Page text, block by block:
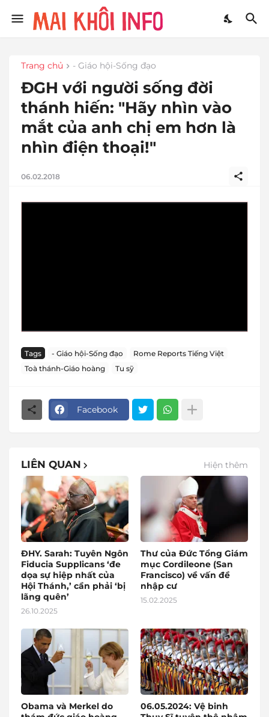
Trang chủ - Giáo hội-Sống đạo
ĐGH với người sống đời
thánh hiến: "Hãy nhìn vào
mắt của anh chị em hơn là
nhìn điện thoại!"
06.02.2018
Tags - Giáo hội-Sống đạo
Rome Reports Tiếng Việt
Toà thánh-Giáo hoàng
Tu sỹ
Facebook
LIÊN QUAN Hiện thêm
ĐHY. Sarah: Tuyên Ngôn
Fiducia Supplicans ‘đe
dọa sự hiệp nhất của
Hội Thánh,’ cần phải ‘bị
lãng quên’
26.10.2025
Thư của Đức Tổng Giám
mục Cordileone (San
Francisco) về vấn đề
nhập cư
15.02.2025
Obama và Merkel do
06.05.2024: Vệ binh